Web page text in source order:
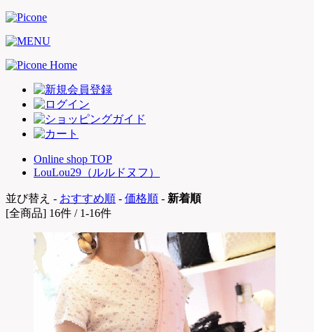
Online shop TOP
LouLou29（ルルドヌフ）
並び替え - おすすめ順 - 価格順 - 新着順
[全商品] 16件 / 1-16件